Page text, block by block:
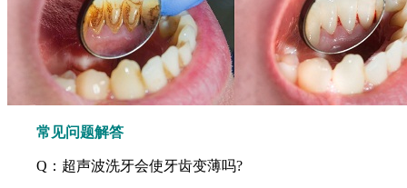
常见问题解答
Q：超声波洗牙会使牙齿变薄吗?